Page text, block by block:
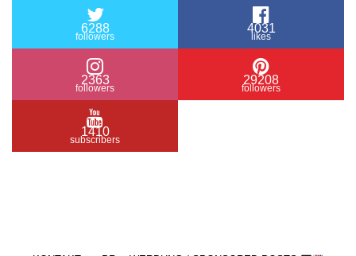
6288
followers
4031
likes
2363
followers
29208
followers
1410
subscribers